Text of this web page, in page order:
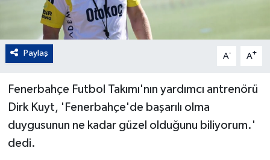
Paylaş A- A+
Fenerbahçe Futbol Takımı'nın yardımcı antrenörü
Dirk Kuyt, 'Fenerbahçe'de başarılı olma
duygusunun ne kadar güzel olduğunu biliyorum.'
dedi.